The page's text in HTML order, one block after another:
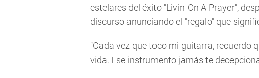
estelares del éxito "Livin' On A Prayer",
discurso anunciando el "regalo" que
"Cada vez que toco mi guitarra, recuerdo
vida. Ese instrumento jamás te